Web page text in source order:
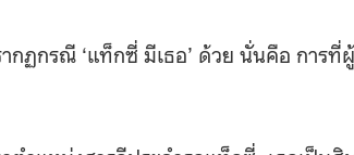
กฏกรณี ‘แท็กซี่ มีเธอ’ ด้วย นั่นคือ การที่ผู้